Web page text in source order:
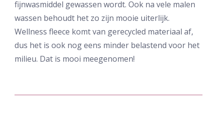
fijnwasmiddel gewassen wordt. Ook na vele malen
wassen behoudt het zo zijn mooie uiterlijk.
Wellness fleece komt van gerecycled materiaal af,
dus het is ook nog eens minder belastend voor het
milieu. Dat is mooi meegenomen!